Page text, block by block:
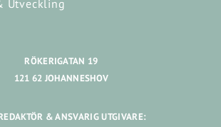
RÖKERIGATAN 19
121 62 JOHANNESHOV
& ANSVARIG UTGIVARE: